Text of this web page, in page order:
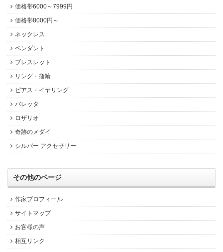
価格帯6000～7999円
価格帯8000円～
ネックレス
ペンダント
ブレスレット
リング・指輪
ピアス・イヤリング
バレッタ
ロザリオ
奇跡のメダイ
シルバー アクセサリー
その他のページ
作家プロフィール
サイトマップ
お客様の声
相互リンク